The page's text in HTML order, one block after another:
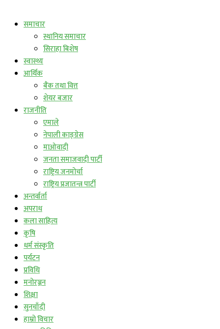
समाचार
स्थानिय समाचार
सिराहा बिशेष
स्वास्थ्य
आर्थिक
बैंक तथा वित्त
शेयर बजार
राजनीति
एमाले
नेपाली काङ्ग्रेस
माओवादी
जनता समाजवादी पार्टी
राष्ट्रिय जनमोर्चा
राष्ट्रिय प्रजातन्त्र पार्टी
अन्तर्वार्ता
अपराध
कला साहित्य
कृषि
धर्म संस्कृति
पर्यटन
प्रविधि
मनोरञ्जन
शिक्षा
सुनचाँदी
हाम्रो विचार